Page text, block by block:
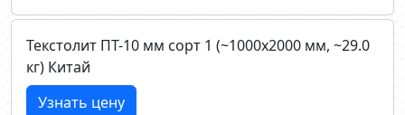
Текстолит ПТ-10 мм сорт 1 (~1000х2000 мм, ~29.0
кг) Китай
Узнать цену